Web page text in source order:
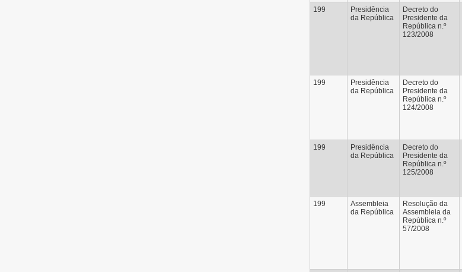
199
Presidência
da República
Decreto do
Presidente da
República n.º
123/2008
199
Presidência
da República
Decreto do
Presidente da
República n.º
124/2008
199
Presidência
da República
Decreto do
Presidente da
República n.º
125/2008
199
Assembleia
da República
Resolução da
Assembleia da
República n.º
57/2008